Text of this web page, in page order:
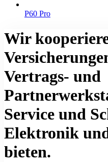
P60 Pro
Wir
Vertrags- und
Service und
Elektronik
bieten.